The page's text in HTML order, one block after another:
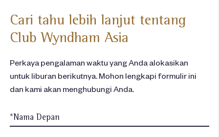
Cari tahu lebih lanjut tentang
Club Wyndham Asia
Perkaya pengalaman waktu yang Anda alokasikan
untuk liburan berikutnya. Mohon lengkapi formulir ini
dan kami akan menghubungi Anda.